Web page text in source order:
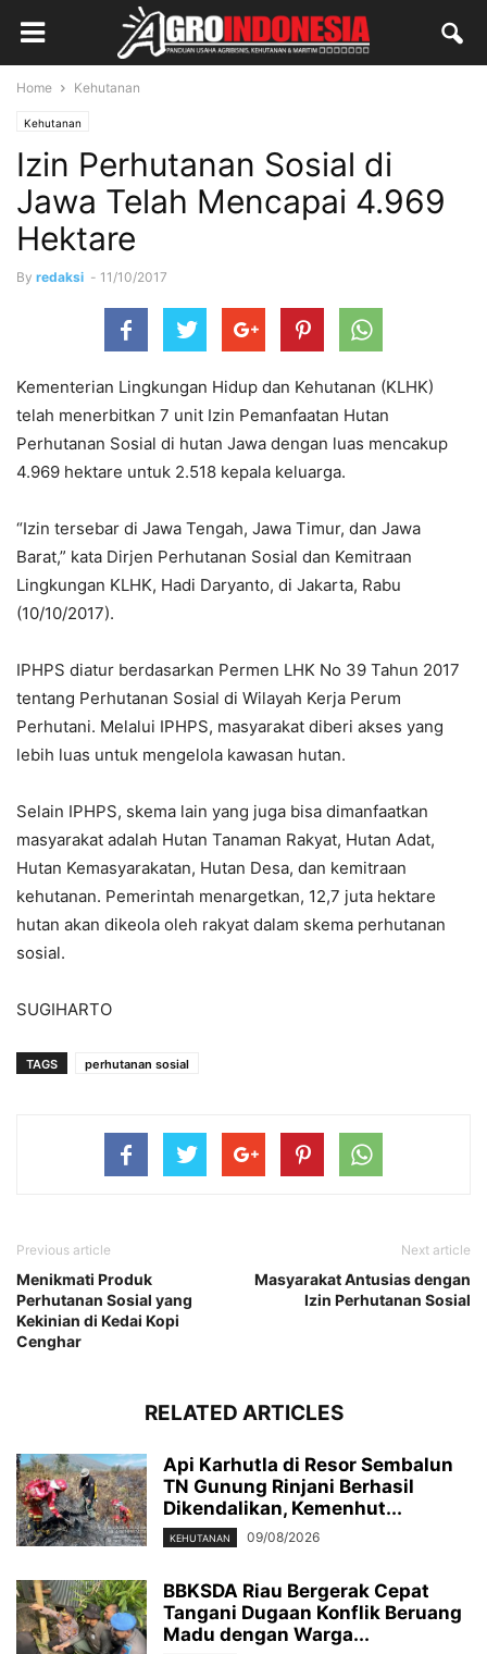
Home Kehutanan
Kehutanan
Izin Perhutanan Sosial di
Jawa Telah Mencapai 4.969
Hektare
By redaksi - 11/10/2017
Kementerian Lingkungan Hidup dan Kehutanan (KLHK)
telah menerbitkan 7 unit Izin Pemanfaatan Hutan
Perhutanan Sosial di hutan Jawa dengan luas mencakup
4.969 hektare untuk 2.518 kepala keluarga.
“Izin tersebar di Jawa Tengah, Jawa Timur, dan Jawa
Barat,” kata Dirjen Perhutanan Sosial dan Kemitraan
Lingkungan KLHK, Hadi Daryanto, di Jakarta, Rabu
(10/10/2017).
IPHPS diatur berdasarkan Permen LHK No 39 Tahun 2017
tentang Perhutanan Sosial di Wilayah Kerja Perum
Perhutani. Melalui IPHPS, masyarakat diberi akses yang
lebih luas untuk mengelola kawasan hutan.
Selain IPHPS, skema lain yang juga bisa dimanfaatkan
masyarakat adalah Hutan Tanaman Rakyat, Hutan Adat,
Hutan Kemasyarakatan, Hutan Desa, dan kemitraan
kehutanan. Pemerintah menargetkan, 12,7 juta hektare
hutan akan dikeola oleh rakyat dalam skema perhutanan
sosial.
SUGIHARTO
TAGS perhutanan sosial
Previous article
Menikmati Produk
Perhutanan Sosial yang
Kekinian di Kedai Kopi
Cenghar
Next article
Masyarakat Antusias dengan
Izin Perhutanan Sosial
RELATED ARTICLES
Api Karhutla di Resor Sembalun
TN Gunung Rinjani Berhasil
Dikendalikan, Kemenhut...
KEHUTANAN 09/08/2026
BBKSDA Riau Bergerak Cepat
Tangani Dugaan Konflik Beruang
Madu dengan Warga...